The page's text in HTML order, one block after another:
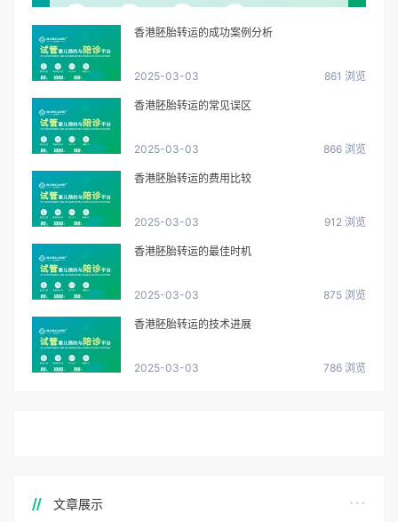
香港胚胎转运的成功案例分析
2025-03-03 861 浏览
香港胚胎转运的常见误区
2025-03-03 866 浏览
香港胚胎转运的费用比较
2025-03-03 912 浏览
香港胚胎转运的最佳时机
2025-03-03 875 浏览
香港胚胎转运的技术进展
2025-03-03 786 浏览
文章展示